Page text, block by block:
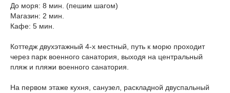
До моря: 8 мин. (пешим шагом)
Магазин: 2 мин.
Кафе: 5 мин.
Коттедж двухэтажный 4-х местный, путь к морю проходит
через парк военного санатория, выходя на центральный
пляж и пляжи военного санатория.
На первом этаже кухня, санузел, раскладной двуспальный